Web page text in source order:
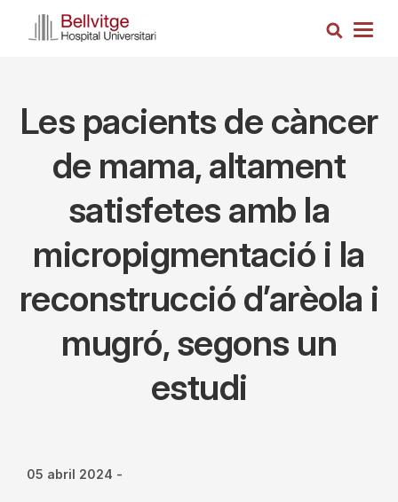
Cerca
Les pacients de càncer
de mama, altament
satisfetes amb la
micropigmentació i la
reconstrucció d’arèola i
mugró, segons un
estudi
05 abril 2024 -